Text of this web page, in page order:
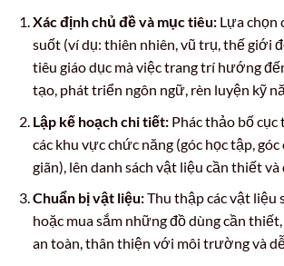
Xác định chủ đề và mục tiêu:Lựa chọn
suốt (ví dụ: thiên nhiên, vũ trụ, thế giới
tiêu giáo dục mà việc trang trí hướng
tạo, phát triển ngôn ngữ, rèn luyện kỹ
Lập kế hoạch chi tiết:Phác thảo bố cục
các khu vực chức năng (góc học tập,
giãn), lên danh sách vật liệu cần thiết
Chuẩn bị vật liệu:Thu thập các vật liệu
hoặc mua sắm những đồ dùng cần
an toàn, thân thiện với môi trường và